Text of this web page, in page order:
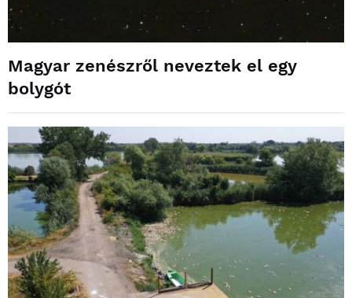
Magyar zenészről neveztek el egy
bolygót